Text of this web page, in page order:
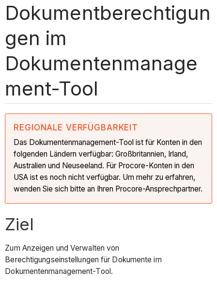
Dokumentberechtigun
gen im
Dokumentenmanage
ment-Tool
REGIONALE VERFÜGBARKEIT
Das Dokumentenmanagement-Tool ist für Konten in den
folgenden Ländern verfügbar: Großbritannien, Irland,
Australien und Neuseeland. Für Procore-Konten in den
USA ist es noch nicht verfügbar. Um mehr zu erfahren,
wenden Sie sich bitte an Ihren Procore-Ansprechpartner.
Ziel
Zum Anzeigen und Verwalten von
Berechtigungseinstellungen für Dokumente im
Dokumentenmanagement-Tool.